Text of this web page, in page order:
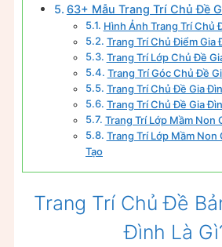
63+ Mẫu Trang Trí Chủ Đề
Hình Ảnh Trang Trí Chủ
Trang Trí Chủ Điểm Gia
Trang Trí Lớp Chủ Đề
Trang Trí Góc Chủ Đề
Trang Trí Chủ Đề Gia
Trang Trí Chủ Đề Gia
Trang Trí Lớp Mầm Non
Trang Trí Lớp Mầm
Tạo
Trang Trí Chủ Đề
Đình Là